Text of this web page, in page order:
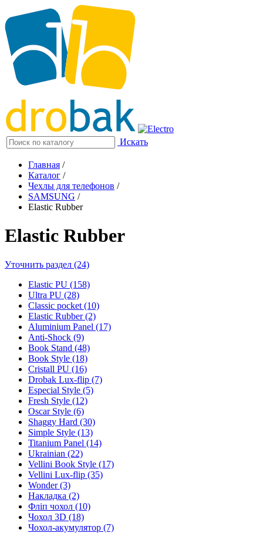
Искать
Главная /
Каталог /
Чехлы для телефонов /
SAMSUNG /
Elastic Rubber
Elastic Rubber
Уточнить раздел (24)
Elastic PU (158)
Ultra PU (28)
Classic pocket (10)
Elastic Rubber (2)
Aluminium Panel (17)
Anti-Shock (9)
Book Stand (48)
Book Style (18)
Cristall PU (16)
Drobak Lux-flip (7)
Especial Style (5)
Fresh Style (12)
Oscar Style (6)
Shaggy Hard (30)
Simple Style (13)
Titanium Panel (14)
Ukrainian (22)
Vellini Book Style (17)
Vellini Lux-flip (35)
Wonder (3)
Накладка (2)
Фліп чохол (10)
Чохол 3D (18)
Чохол-акумулятор (7)